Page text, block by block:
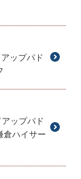
ップパド
ップパド
倉ハイサー